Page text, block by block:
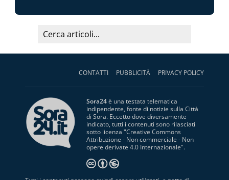
CONTATTI PUBBLICITÀ PRIVACY POLICY
Sora24è una testata telematica
indipendente, fonte di notizie sulla Città
di Sora. Eccetto dove diversamente
indicato, tutti i contenuti sono rilasciati
sotto licenza "Creative Commons
Attribuzione - Non commerciale - Non
opere derivate 4.0 Internazionale".